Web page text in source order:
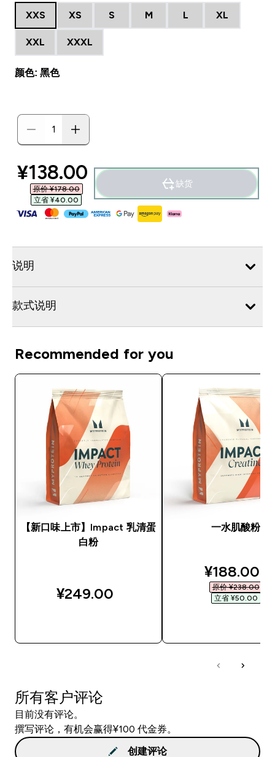
XXS XS S M L XL
XXL XXXL
颜色: 黑色
discounted price
¥138.00‎
原价 ¥178.00‎
立省 ¥40.00‎
缺货
说明
款式说明
Recommended for you
【新口味上市】Impact 乳清蛋
白粉
¥249.00‎
一水肌酸粉
¥188.00‎
原价 ¥238.00‎
立省 ¥50.00‎
所有客户评论
目前没有评论。
撰写评论，有机会赢得¥100 代金券。
创建评论